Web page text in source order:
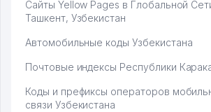
Сайты Yellow Pages в Глобальной
Ташкент, Узбекистан
Автомобильные коды Узбекистана
Почтовые индексы Республики
Коды и префиксы операторов
связи Узбекистана